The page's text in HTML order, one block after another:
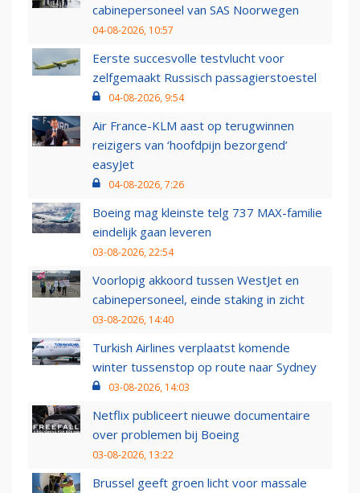
cabinepersoneel van SAS Noorwegen
04-08-2026, 10:57
Eerste succesvolle testvlucht voor
zelfgemaakt Russisch passagierstoestel
04-08-2026, 9:54
Air France-KLM aast op terugwinnen
reizigers van ‘hoofdpijn bezorgend’
easyJet
04-08-2026, 7:26
Boeing mag kleinste telg 737 MAX-familie
eindelijk gaan leveren
03-08-2026, 22:54
Voorlopig akkoord tussen WestJet en
cabinepersoneel, einde staking in zicht
03-08-2026, 14:40
Turkish Airlines verplaatst komende
winter tussenstop op route naar Sydney
03-08-2026, 14:03
Netflix publiceert nieuwe documentaire
over problemen bij Boeing
03-08-2026, 13:22
Brussel geeft groen licht voor massale